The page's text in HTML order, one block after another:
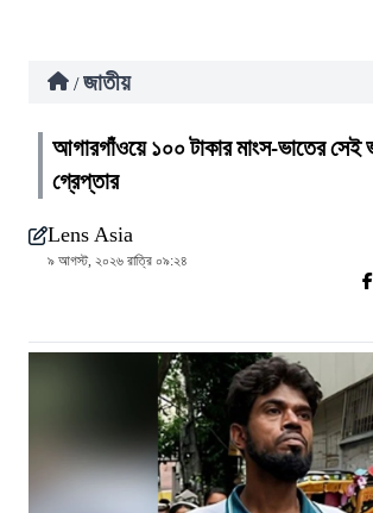
/ জাতীয়
আগারগাঁওয়ে ১০০ টাকার মাংস-ভাতের সেই
গ্রেপ্তার
Lens Asia
৯ আগস্ট, ২০২৬ রাত্রি ০৯:২৪